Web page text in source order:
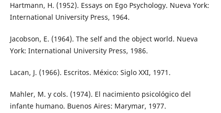
Hartmann, H. (1952). Essays on Ego Psychology. Nueva York:
International University Press, 1964.
Jacobson, E. (1964). The self and the object world. Nueva
York: International University Press, 1986.
Lacan, J. (1966). Escritos. México: Siglo XXI, 1971.
Mahler, M. y cols. (1974). El nacimiento psicológico del
infante humano. Buenos Aires: Marymar, 1977.